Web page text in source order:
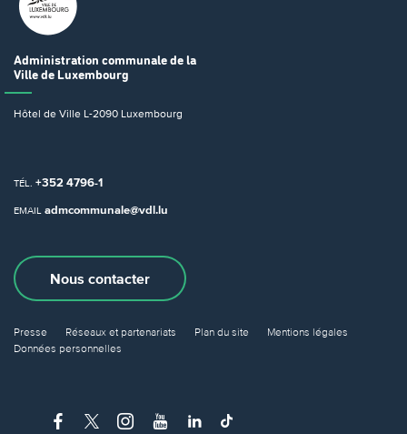
Administration communale de la
Ville de Luxembourg
Hôtel de Ville L-2090 Luxembourg
TÉL. +352 4796-1
EMAIL admcommunale@vdl.lu
Nous contacter
Presse Réseaux et partenariats Plan du site
Mentions légales
Données personnelles